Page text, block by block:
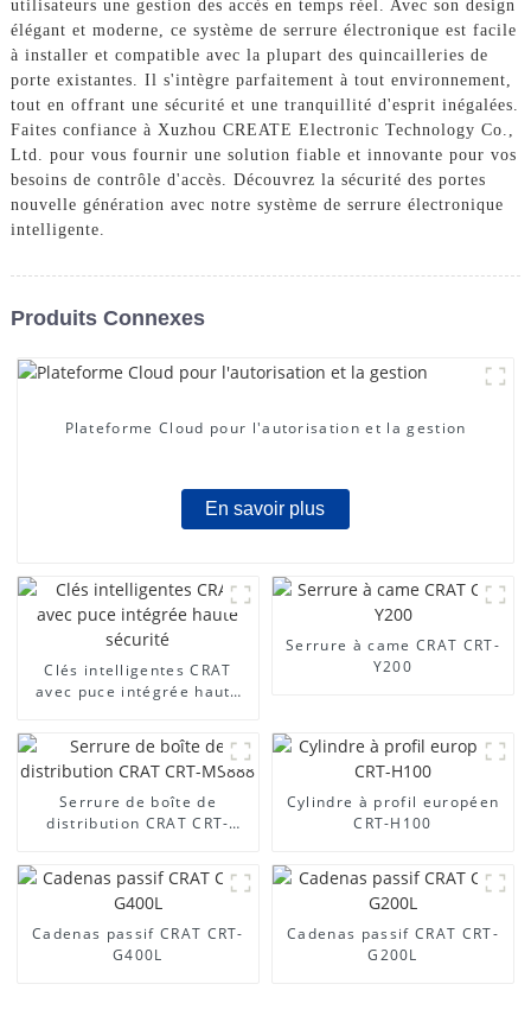
utilisateurs une gestion des accès en temps réel. Avec son design
élégant et moderne, ce système de serrure électronique est facile
à installer et compatible avec la plupart des quincailleries de
porte existantes. Il s'intègre parfaitement à tout environnement,
tout en offrant une sécurité et une tranquillité d'esprit inégalées.
Faites confiance à Xuzhou CREATE Electronic Technology Co.,
Ltd. pour vous fournir une solution fiable et innovante pour vos
besoins de contrôle d'accès. Découvrez la sécurité des portes
nouvelle génération avec notre système de serrure électronique
intelligente.
Produits Connexes
Plateforme Cloud pour l'autorisation et la gestion
En savoir plus
Clés intelligentes CRAT
avec puce intégrée haute
Serrure à came CRAT CRT-
Y200
Serrure de boîte de
distribution CRAT CRT-
Cylindre à profil européen
CRT-H100
Cadenas passif CRAT CRT-
G400L
Cadenas passif CRAT CRT-
G200L